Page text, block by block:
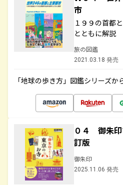
市
１９９の首都
とともに解説
旅の図鑑
2021.03.18 発売
「地球の歩き方」図鑑シリーズか
０４ 御朱
訂版
御朱印
2025.11.06 発売